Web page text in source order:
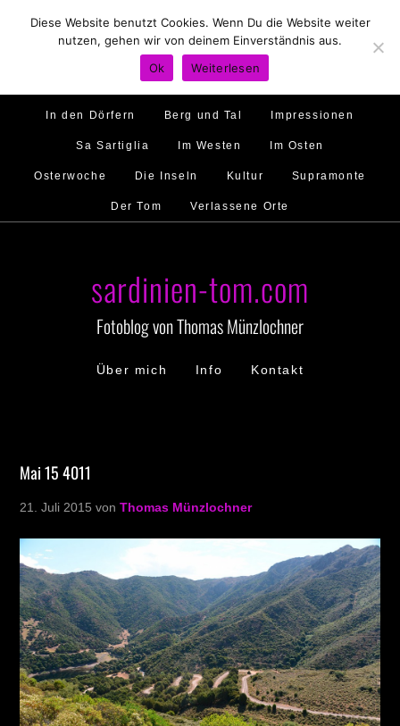
Hirtenland Traumstrände Feste feiern
Golfo di Orosei Im Norden
Murales Ambiente
In den Dörfern Berg und Tal Impressionen
Sa Sartiglia Im Westen Im Osten
Osterwoche Die Inseln Kultur Supramonte
Der Tom Verlassene Orte
sardinien-tom.com
Fotoblog von Thomas Münzlochner
Über mich Info Kontakt
Mai 15 4011
21. Juli 2015 vonThomas Münzlochner
Diese Website benutzt Cookies. Wenn Du die Website weiter
nutzen, gehen wir von deinem Einverständnis aus.
Ok
Weiterlesen